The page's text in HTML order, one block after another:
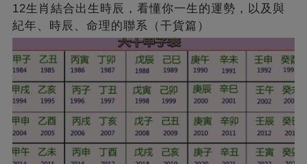
12生肖結合出生時辰，看懂你一生的運勢，以及與
紀年、時辰、命理的聯系（干貨篇）